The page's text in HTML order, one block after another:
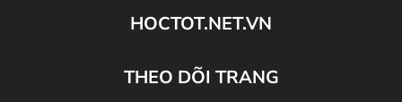
HOCTOT.NET.VN
THEO DÕI TRANG